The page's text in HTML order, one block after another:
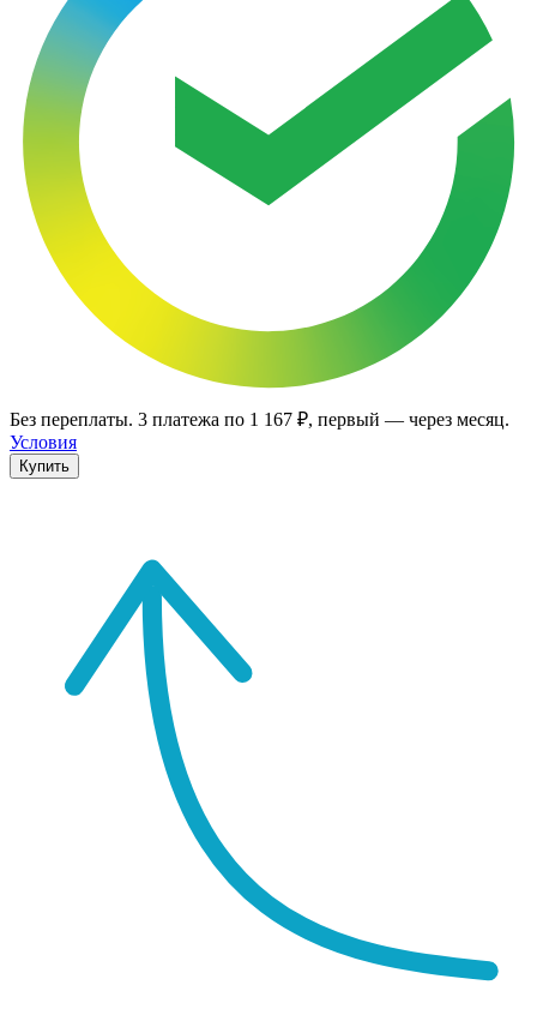
Без переплаты. 3 платежа по 1 167 ₽, первый — через месяц.
Условия
Купить